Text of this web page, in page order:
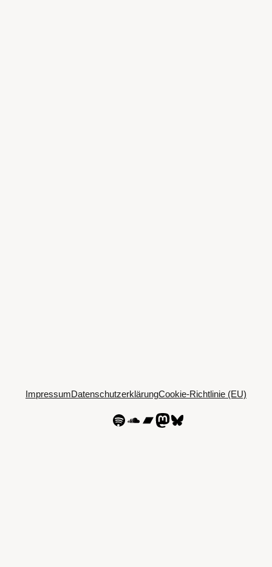
ImpressumDatenschutzerklärungCookie-Richtlinie (EU)
SpotifySoundCloud
Bandcamp
Mastodon